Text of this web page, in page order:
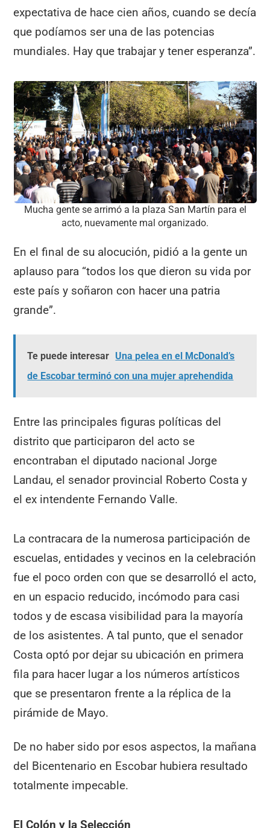
expectativa de hace cien años, cuando se decía
que podíamos ser una de las potencias
mundiales. Hay que trabajar y tener esperanza”.
Mucha gente se arrimó a la plaza San Martín para el
acto, nuevamente mal organizado.
En el final de su alocución, pidió a la gente un
aplauso para “todos los que dieron su vida por
este país y soñaron con hacer una patria
grande”.
Te puede interesar Una pelea en el McDonald’s
de Escobar terminó con una mujer aprehendida
Entre las principales figuras políticas del
distrito que participaron del acto se
encontraban el diputado nacional Jorge
Landau, el senador provincial Roberto Costa y
el ex intendente Fernando Valle.
La contracara de la numerosa participación de
escuelas, entidades y vecinos en la celebración
fue el poco orden con que se desarrolló el acto,
en un espacio reducido, incómodo para casi
todos y de escasa visibilidad para la mayoría
de los asistentes. A tal punto, que el senador
Costa optó por dejar su ubicación en primera
fila para hacer lugar a los números artísticos
que se presentaron frente a la réplica de la
pirámide de Mayo.
De no haber sido por esos aspectos, la mañana
del Bicentenario en Escobar hubiera resultado
totalmente impecable.
El Colón y la Selección